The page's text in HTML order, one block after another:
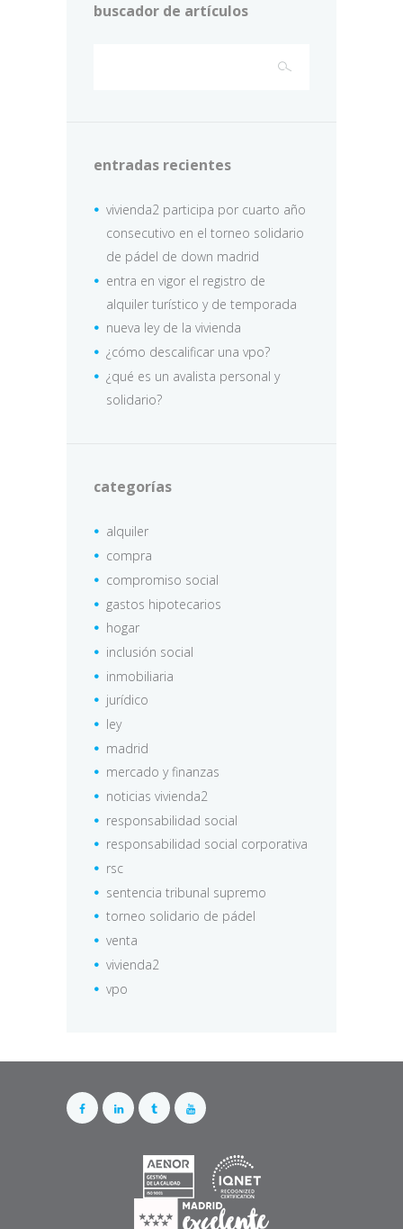
buscador de artículos
entradas recientes
vivienda2 participa por cuarto año
consecutivo en el torneo solidario
de pádel de down madrid
entra en vigor el registro de
alquiler turístico y de temporada
nueva ley de la vivienda
¿cómo descalificar una vpo?
¿qué es un avalista personal y
solidario?
categorías
alquiler
compra
compromiso social
gastos hipotecarios
hogar
inclusión social
inmobiliaria
jurídico
ley
madrid
mercado y finanzas
noticias vivienda2
responsabilidad social
responsabilidad social corporativa
rsc
sentencia tribunal supremo
torneo solidario de pádel
venta
vivienda2
vpo